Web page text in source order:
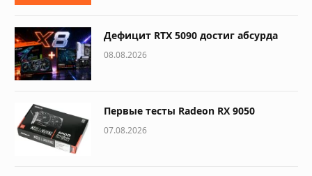
Дефицит RTX 5090 достиг абсурда
08.08.2026
Первые тесты Radeon RX 9050
07.08.2026